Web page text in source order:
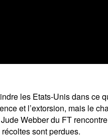
les Etats-Unis dans ce
et l’extorsion, mais le
Webber du FT
sont perdues.
newsletter
Email